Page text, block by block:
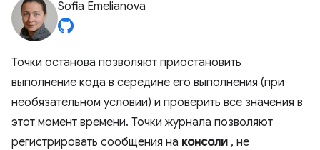
Sofia Emelianova
Точки останова позволяют приостановить
выполнение кода в середине его выполнения (при
необязательном условии) и проверить все значения в
этот момент времени. Точки журнала позволяют
регистрировать сообщения на консоли , не